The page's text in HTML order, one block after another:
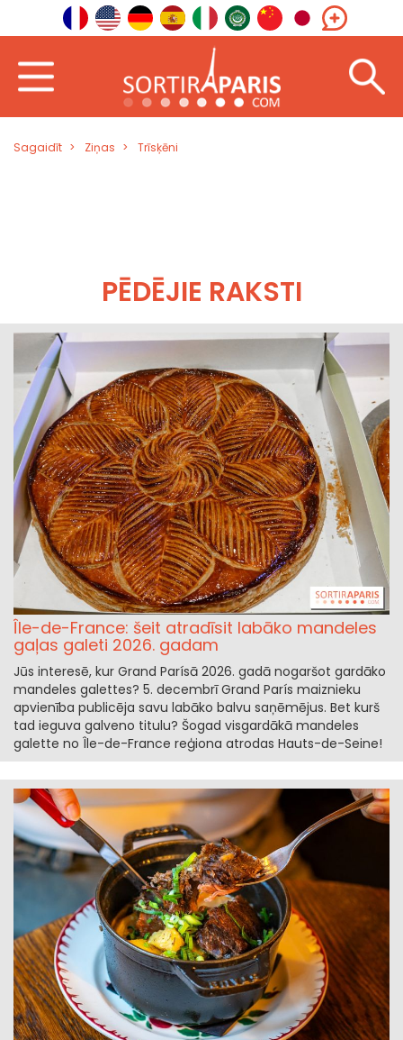
Sagaidīt Ziņas Trīsķēni
PĒDĒJIE RAKSTI
Île-de-France: šeit atradīsit labāko mandeles
gaļas galeti 2026. gadam
Jūs interesē, kur Grand Parísā 2026. gadā nogaršot gardāko
mandeles galettes? 5. decembrī Grand París maiznieku
apvienība publicēja savu labāko balvu saņēmējus. Bet kurš
tad ieguva galveno titulu? Šogad visgardākā mandeles
galette no Île-de-France reģiona atrodas Hauts-de-Seine!